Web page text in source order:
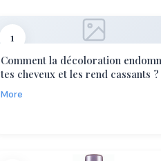
1
Comment la décoloration
tes cheveux et les rend cassants ?
More